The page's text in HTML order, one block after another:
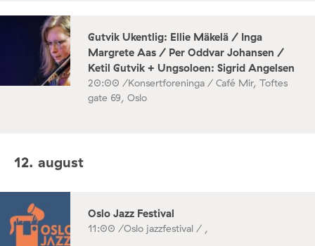
Gutvik Ukentlig: Ellie Mäkelä / Inga
Margrete Aas / Per Oddvar Johansen /
Ketil Gutvik + Ungsoloen: Sigrid Angelsen
20:00 /Konsertforeninga / Café Mir, Toftes
gate 69, Oslo
12. august
Oslo Jazz Festival
11:00 /Oslo jazzfestival / ,